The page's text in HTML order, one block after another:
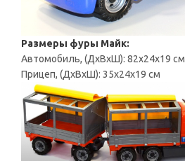
Размеры фуры Майк:
Автомобиль, (ДxВxШ): 82x24x19 см
Прицеп, (ДxВxШ): 35x24x19 см